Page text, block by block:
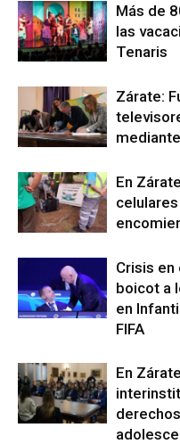
Más de
las
Tenaris
Zárate:
En
Crisis en
boicot a
en
FIFA
En